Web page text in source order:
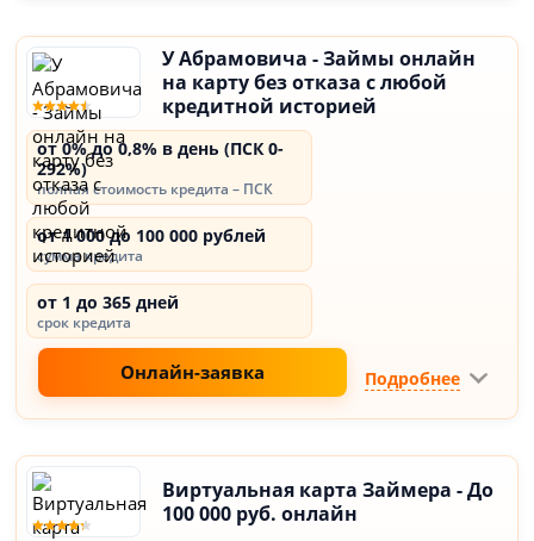
У Абрамовича - Займы онлайн
на карту без отказа с любой
кредитной историей
от 0% до 0,8% в день (ПСК 0-
292%)
полная стоимость кредита – ПСК
от 1 000 до 100 000 рублей
сумма кредита
от 1 до 365 дней
срок кредита
Онлайн-заявка Подробнее
Виртуальная карта Займера - До
100 000 руб. онлайн